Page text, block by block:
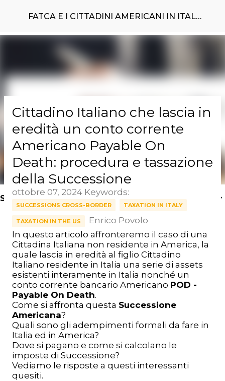
Passa ai contenuti principali FATCA E I CITTADINI AMERICANI IN ITALIA
SEARCH KEYWORDS HERE >
Cittadino Italiano che lascia in
eredità un conto corrente
Americano Payable On
Death: procedura e tassazione
della Successione
ottobre 07, 2024 Keywords:
SUCCESSIONS CROSS-BORDER TAXATION IN ITALY
TAXATION IN THE US
Enrico Povolo
In questo articolo affronteremo il caso di una
Cittadina Italiana non residente in America, la
quale lascia in eredità al figlio Cittadino
Italiano residente in Italia una serie di assets
esistenti interamente in Italia nonché un
conto corrente bancario Americano POD -
Payable On Death.
Come si affronta questa Successione
Americana?
Quali sono gli adempimenti formali da fare in
Italia ed in America?
Dove si pagano e come si calcolano le
imposte di Successione?
Vediamo le risposte a questi interessanti
quesiti.